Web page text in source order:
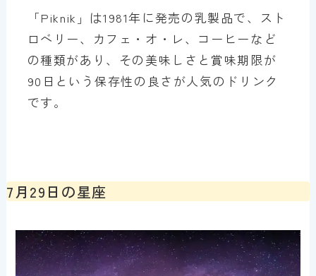
「Piknik」は1981年に発売の乳製品で、スト
ロベリー、カフェ・オ・レ、コーヒーなど
の種類があり、その美味しさと賞味期限が
90日という保存性の良さが人気のドリンク
です。
7月29日の星座